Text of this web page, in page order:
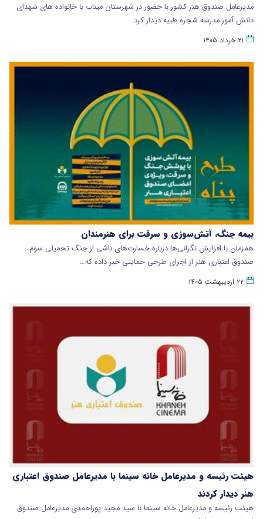
مدیرعامل صندوق هنر کشور با حضور در شهرستان میناب با خانواده های شهدای
دانش آموز مدرسه شجره طیبه دیدار کرد.
۲۱ خرداد ۱۴۰۵
بیمه جنگ، آتش‌سوزی و سرقت برای هنرمندان
همزمان با افزایش نگرانی‌ها درباره خسارت‌های ناشی از جنگ تحمیلی سوم،
صندوق اعتباری هنر از اجرای طرحی حمایتی خبر داده که…
۲۲ اردیبهشت ۱۴۰۵
هیئت رئیسه و مدیرعامل خانه سینما با مدیرعامل صندوق اعتباری
هنر دیدار کردند
هیئت رئیسه و مدیرعامل خانه سینما با سید مجید پوراحمدی مدیرعامل صندوق